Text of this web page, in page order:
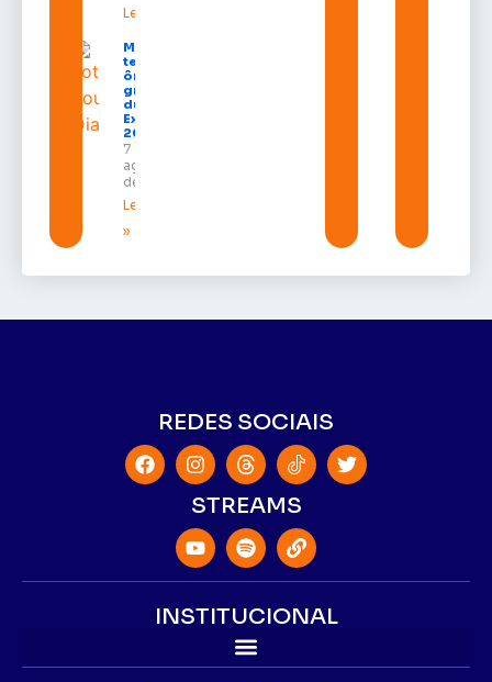
Leia mais »
Macapá
terá
ônibus
gratuitos
durante a
Expofeira
2026
7 de
agosto
de 2026
Leia mais
»
REDES SOCIAIS
STREAMS
INSTITUCIONAL